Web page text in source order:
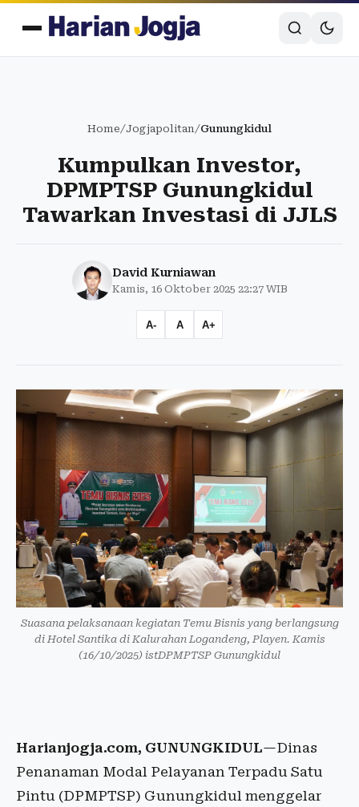
Home/Jogjapolitan/Gunungkidul
Kumpulkan Investor,
DPMPTSP Gunungkidul
Tawarkan Investasi di JJLS
David Kurniawan
Kamis, 16 Oktober 2025 22:27 WIB
A- A A+
Suasana pelaksanaan kegiatan Temu Bisnis yang berlangsung
di Hotel Santika di Kalurahan Logandeng, Playen. Kamis
(16/10/2025) istDPMPTSP Gunungkidul
Harianjogja.com, GUNUNGKIDUL—Dinas
Penanaman Modal Pelayanan Terpadu Satu
Pintu (DPMPTSP) Gunungkidul menggelar